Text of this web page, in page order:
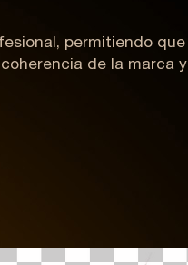
permitiendo que
de la marca y